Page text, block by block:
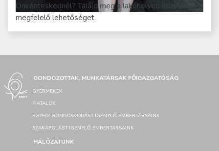
Önkénteskednél? Találd meg a lakóhelyed közelében a
megfelelő lehetőséget.
GONDOZOTTAK, MUNKATÁRSAK FŐIGAZGATÓSÁG
GYERMEKEK
FIATALOK
EGYEDI GONDOSKODÁST IGÉNYLŐ EMBERTÁRSAINK
SZAKÁPOLÁST IGÉNYLŐ EMBERTÁRSAINK
HÁLÓZATUNK